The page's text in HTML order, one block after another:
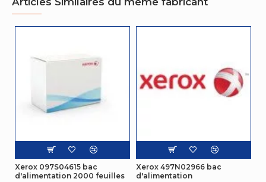
Xerox 097S04615 bac
d'alimentation 2000 feuilles
Xerox 497N02966 bac
d'alimentation